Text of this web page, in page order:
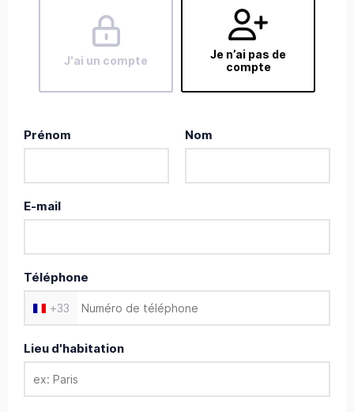
J'ai un compte
Je n’ai pas de
compte
Prénom Nom
E-mail
Téléphone
+33
Lieu d'habitation